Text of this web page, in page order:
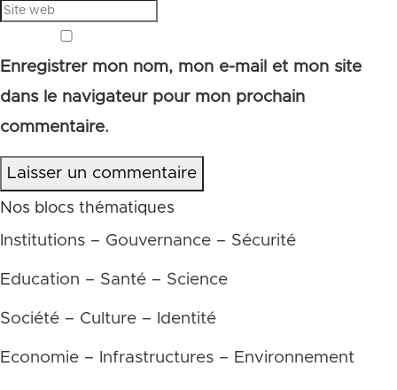
Enregistrer mon nom, mon e-mail et mon site
dans le navigateur pour mon prochain
commentaire.
Laisser un commentaire
Nos blocs thématiques
Institutions – Gouvernance – Sécurité
Education – Santé – Science
Société – Culture – Identité
Economie – Infrastructures – Environnement